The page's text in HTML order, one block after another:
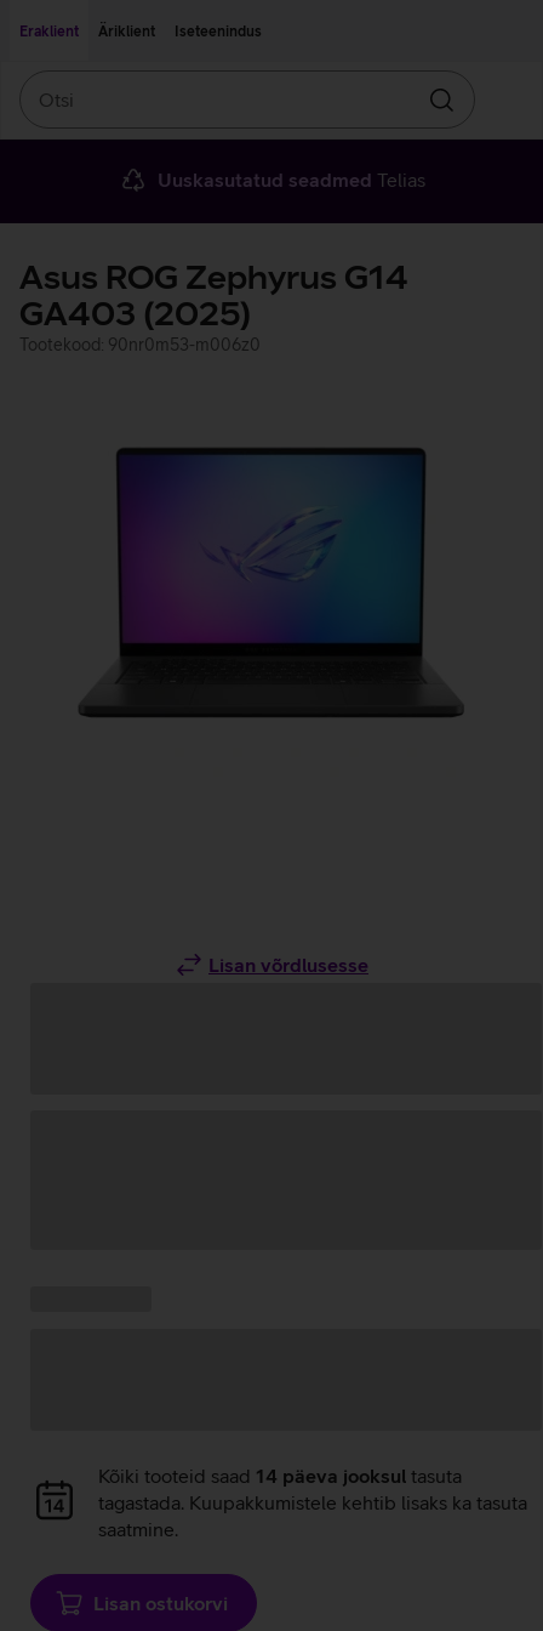
Eraklient
Äriklient Iseteenindus
Otsin
Uuskasutatud seadmed Telias
Asus ROG Zephyrus G14
GA403 (2025)
Tootekood: 90nr0m53-m006z0
Lisan võrdlusesse
Andmete
laadimine
Kõiki tooteid saad 14 päeva jooksul tasuta
tagastada. Kuupakkumistele kehtib lisaks ka tasuta
saatmine.
Lisan ostukorvi